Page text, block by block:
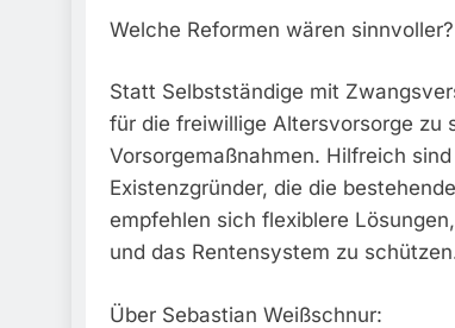
Welche Reformen wären sinnvoller?
Statt Selbstständige mit
für die freiwillige Altersvorsorge zu
Vorsorgemaßnahmen. Hilfreich
Existenzgründer, die die
empfehlen sich flexiblere
und das Rentensystem zu
Über Sebastian Weißschnur: